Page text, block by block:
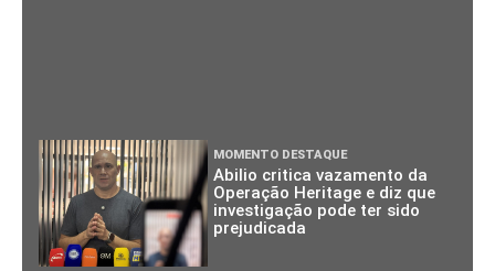
MOMENTO DESTAQUE
Abilio critica vazamento da
Operação Heritage e diz que
investigação pode ter sido
prejudicada